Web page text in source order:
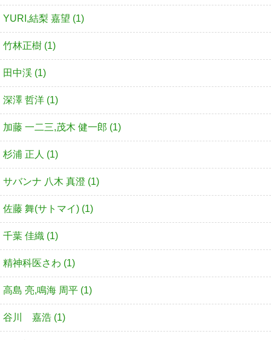
YURI,結梨 嘉望 (1)
竹林正樹 (1)
田中渓 (1)
深澤 哲洋 (1)
加藤 一二三,茂木 健一郎 (1)
杉浦 正人 (1)
サバンナ 八木 真澄 (1)
佐藤 舞(サトマイ) (1)
千葉 佳織 (1)
精神科医さわ (1)
高島 亮,鳴海 周平 (1)
谷川 嘉浩 (1)